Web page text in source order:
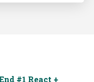
#1 React +